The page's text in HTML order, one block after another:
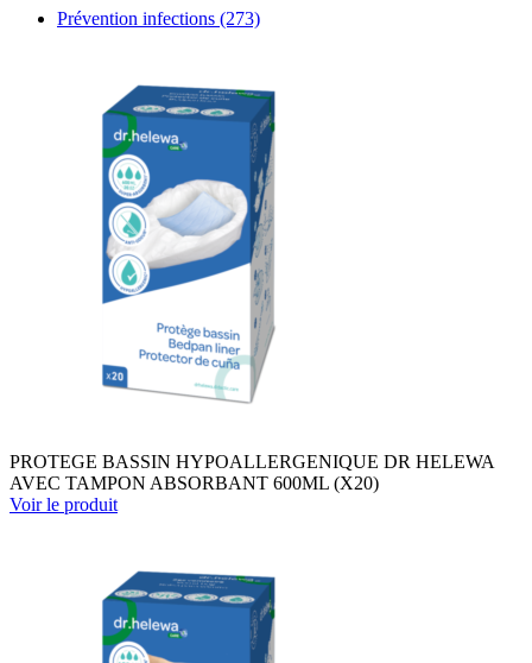
Prévention infections (273)
PROTEGE BASSIN HYPOALLERGENIQUE DR HELEWA
AVEC TAMPON ABSORBANT 600ML (X20)
Voir le produit